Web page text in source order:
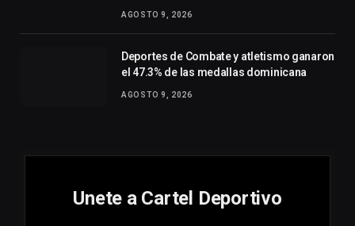
AGOSTO 9, 2026
Deportes de Combate y atletismo ganaron
el 47.3% de las medallas dominicana
AGOSTO 9, 2026
Unete a Cartel Deportivo